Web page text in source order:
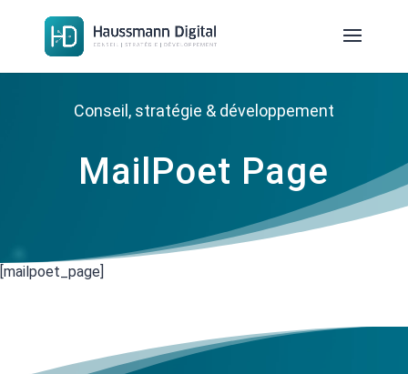
Conseil, stratégie & développement
MailPoet Page
[mailpoet_page]